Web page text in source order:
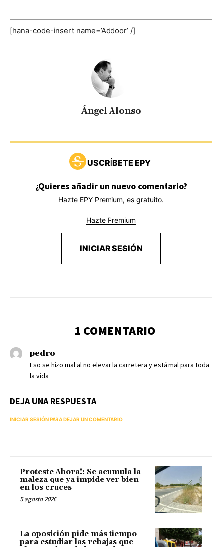
[hana-code-insert name=’Addoor’ /]
Ángel Alonso
USCRÍBETE EPY
¿Quieres añadir un nuevo comentario?
Hazte EPY Premium, es gratuito.
Hazte Premium
INICIAR SESIÓN
1 COMENTARIO
pedro
Eso se hizo mal al no elevar la carretera y está mal para toda
la vida
DEJA UNA RESPUESTA
INICIAR SESIÓN PARA DEJAR UN COMENTARIO
Proteste Ahora!: Se acumula la
maleza que ya impide ver bien
en los cruces
5 agosto 2026
La oposición pide más tiempo
para estudiar las rebajas que